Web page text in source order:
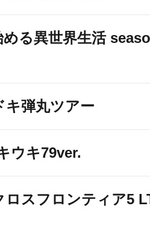
る異世界生活
キ弾丸ツアー
ウキ79ver.
ロスフロンティア5